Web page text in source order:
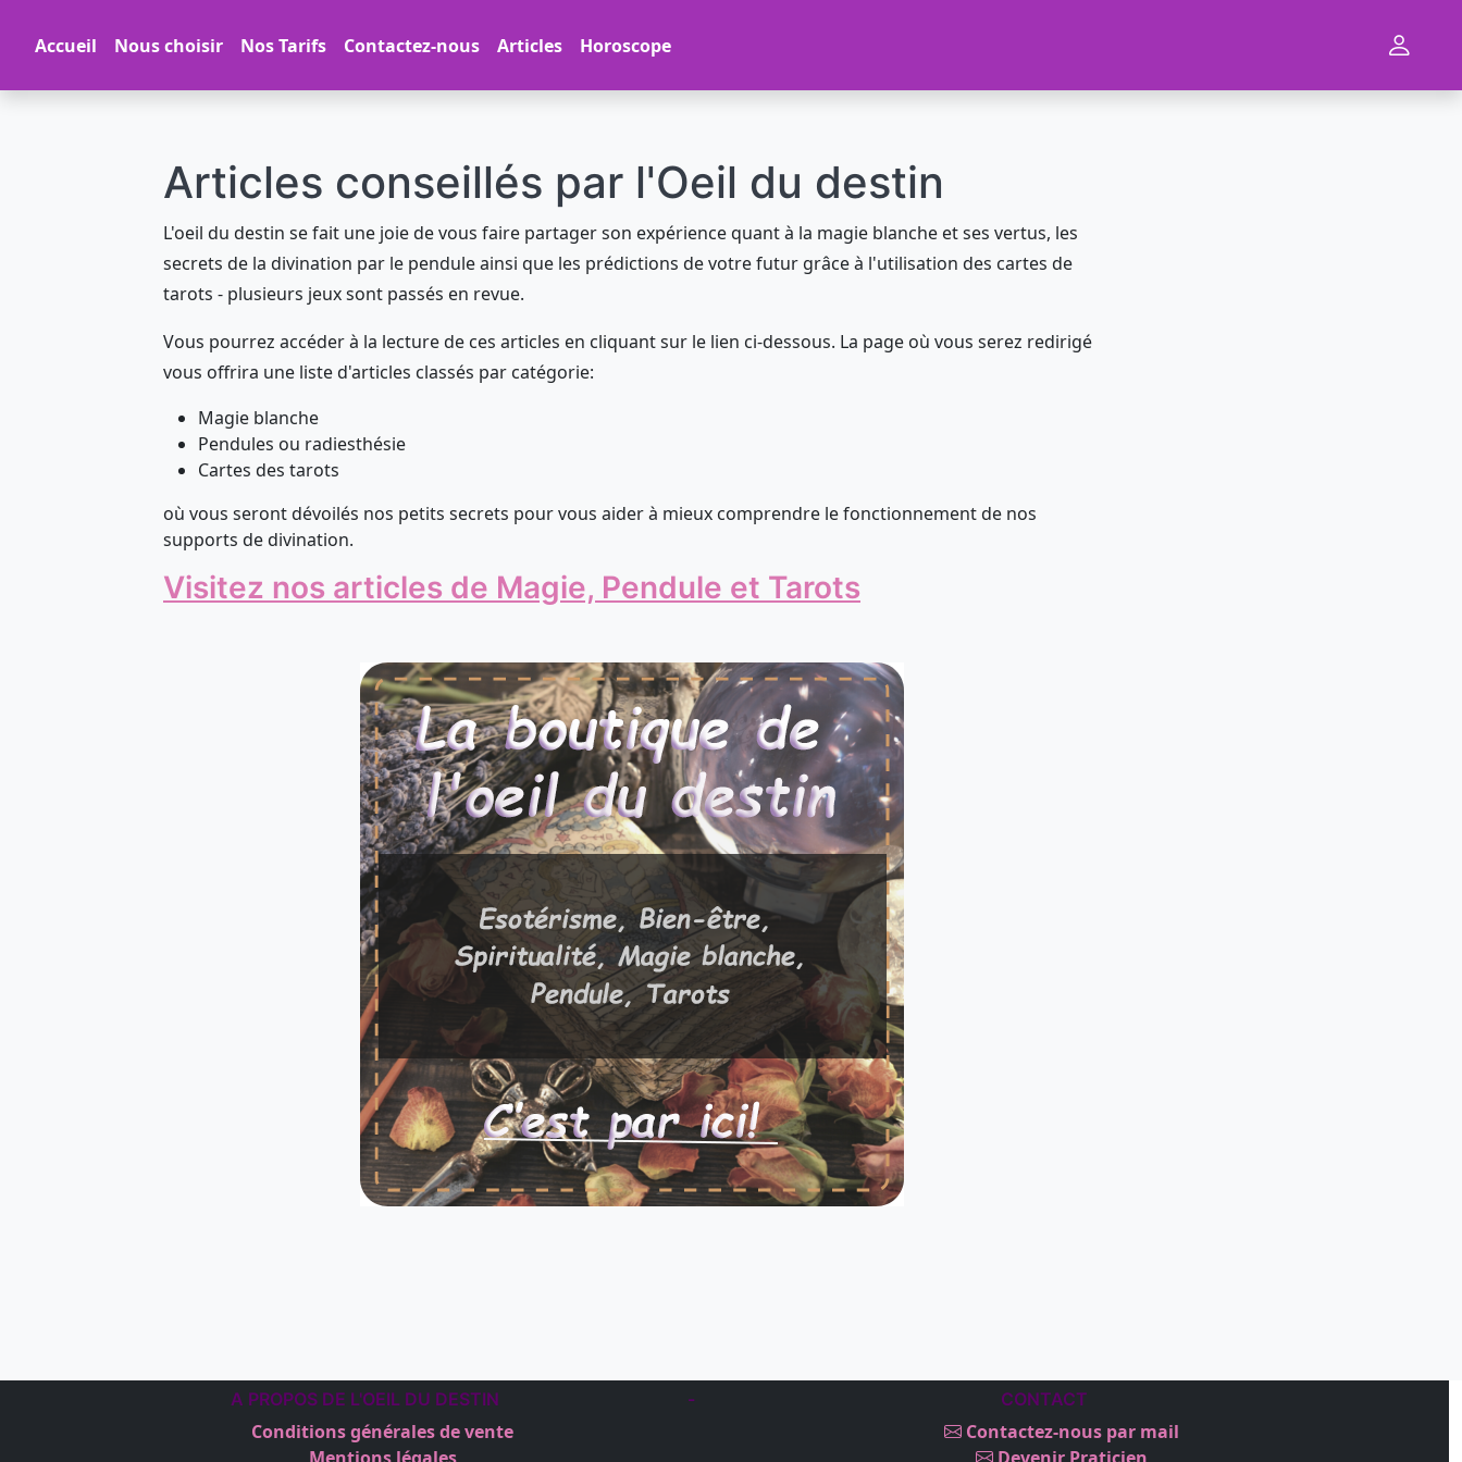
Accueil Nous choisir Nos Tarifs Contactez-nous Articles Horoscope
Articles conseillés par l'Oeil du destin
L'oeil du destin se fait une joie de vous faire partager son expérience quant à la magie blanche et ses vertus, les
secrets de la divination par le pendule ainsi que les prédictions de votre futur grâce à l'utilisation des cartes de
tarots - plusieurs jeux sont passés en revue.
Vous pourrez accéder à la lecture de ces articles en cliquant sur le lien ci-dessous. La page où vous serez redirigé
vous offrira une liste d'articles classés par catégorie:
Magie blanche
Pendules ou radiesthésie
Cartes des tarots
où vous seront dévoilés nos petits secrets pour vous aider à mieux comprendre le fonctionnement de nos
supports de divination.
Visitez nos articles de Magie, Pendule et Tarots
A PROPOS DE L'OEIL DU DESTIN
Conditions générales de vente
- CONTACT
Contactez-nous par mail